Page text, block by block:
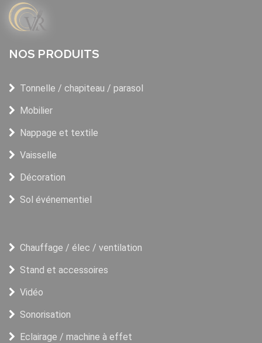
NOS PRODUITS
Tonnelle / chapiteau / parasol
Mobilier
Nappage et textile
Vaisselle
Décoration
Sol événementiel
Chauffage / élec / ventilation
Stand et accessoires
Vidéo
Sonorisation
Eclairage / machine à effet